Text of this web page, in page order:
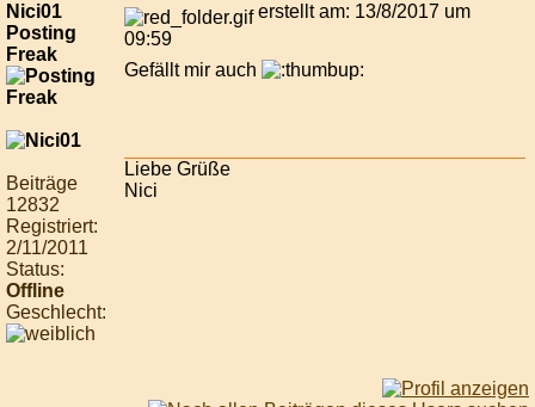
Nici01
Posting
Freak
Beiträge
12832
Registriert:
2/11/2011
Status:
Offline
Geschlecht:
erstellt am: 13/8/2017 um
09:59
Gefällt mir auch
Liebe Grüße
Nici